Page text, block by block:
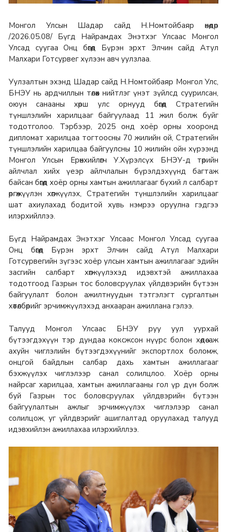
Монгол Улсын Шадар сайд Н.Номтойбаяр өнөөдөр
/2026.05.08/ Бүгд Найрамдах Энэтхэг Улсаас Монгол
Улсад суугаа Онц бөгөөд Бүрэн эрхт Элчин сайд Атул
Малхари Готсурвег хүлээн авч уулзлаа.
Уулзалтын эхэнд Шадар сайд Н.Номтойбаяр Монгол Улс,
БНЭУ нь ардчиллын төлөөх нийтлэг үнэт зүйлсд суурилсан,
оюун санааны хөрш улс орнууд бөгөөд Стратегийн
түншлэлийн харилцааг байгуулаад 11 жил болж буйг
тодотголоо. Тэрбээр, 2025 онд хоёр орны хооронд
дипломат харилцаа тогтоосны 70 жилийн ой, Стратегийн
түншлэлийн харилцаа байгуулсны 10 жилийн ойн хүрээнд
Монгол Улсын Ерөнхийлөгч У.Хүрэлсүх БНЭУ-д төрийн
айлчлал хийх үеэр айлчлалын бүрэлдэхүүнд багтаж
байсан бөгөөд хоёр орны хамтын ажиллагааг бүхий л салбарт
өргөжүүлэн хөгжүүлэх, Стратегийн түншлэлийн харилцааг
шат ахиулахад бодитой хувь нэмрээ оруулна гэдгээ
илэрхийллээ.
Бүгд Найрамдах Энэтхэг Улсаас Монгол Улсад суугаа
Онц бөгөөд Бүрэн эрхт Элчин сайд Атул Малхари
Готсурвегийн зүгээс хоёр улсын хамтын ажиллагааг эдийн
засгийн салбарт хөгжүүлэхэд идэвхтэй ажиллахаа
тодотгоод Газрын тос боловсруулах үйлдвэрийн бүтээн
байгуулалт болон ажилтнуудын тэтгэлэгт сургалтын
хөтөлбөрийг эрчимжүүлэхэд анхааран ажиллана гэлээ.
Талууд Монгол Улсаас БНЭУ руу уул уурхай
бүтээгдэхүүн тэр дундаа коксжсон нүүрс болон хөдөө аж
ахуйн чиглэлийн бүтээгдэхүүнийг экспортлох боломж,
онцгой байдлын салбар дахь хамтын ажиллагааг
бэхжүүлэх чиглэлээр санал солилцлоо. Хоёр орны
найрсаг харилцаа, хамтын ажиллагааны гол үр дүн болж
буй Газрын тос боловсруулах үйлдвэрийн бүтээн
байгуулалтын ажлыг эрчимжүүлэх чиглэлээр санал
солилцож, уг үйлдвэрийг ашиглалтад оруулахад талууд
идэвхийлэн ажиллахаа илэрхийллээ.